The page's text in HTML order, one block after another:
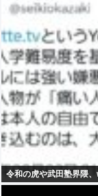
令和の虎や武田塾界隈